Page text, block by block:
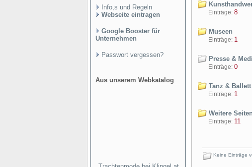
Info,s und Regeln
Webseite eintragen
Google Booster für
Unternehmen
Passwort vergessen?
Aus unserem Webkatalog
Einträge: 8
Museen
Einträge: 1
Presse &
Einträge: 0
Tanz & Ballett
Einträge: 1
Weitere
Einträge: 11
Keine Einträge